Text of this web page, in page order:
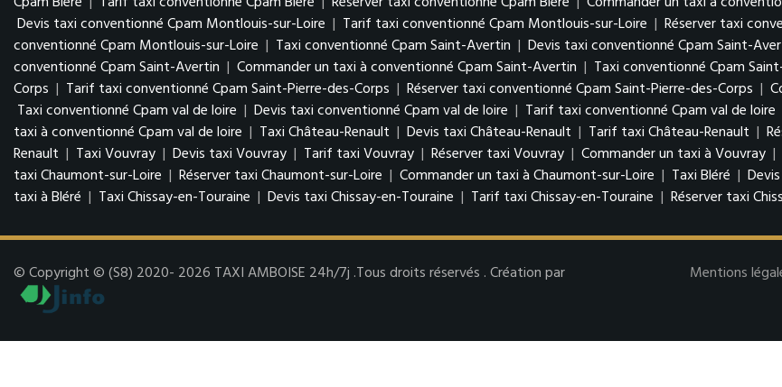
Devis taxi conventionné Cpam Montlouis-sur-Loire | Tarif taxi conventionné Cpam Montlouis-sur-Loire | Réserver taxi
conventionné Cpam Montlouis-sur-Loire | Taxi conventionné Cpam Saint-Avertin | Devis taxi conventionné Cpam Saint-
conventionné Cpam Saint-Avertin | Commander un taxi à conventionné Cpam Saint-Avertin | Taxi conventionné Cpam
Corps | Tarif taxi conventionné Cpam Saint-Pierre-des-Corps | Réserver taxi conventionné Cpam Saint-Pierre-des-Corps |
Taxi conventionné Cpam val de loire | Devis taxi conventionné Cpam val de loire | Tarif taxi conventionné Cpam val de loire
taxi à conventionné Cpam val de loire | Taxi Château-Renault | Devis taxi Château-Renault | Tarif taxi Château-Renault |
Renault | Taxi Vouvray | Devis taxi Vouvray | Tarif taxi Vouvray | Réserver taxi Vouvray | Commander un taxi à Vouvray |
taxi Chaumont-sur-Loire | Réserver taxi Chaumont-sur-Loire | Commander un taxi à Chaumont-sur-Loire | Taxi Bléré |
taxi à Bléré | Taxi Chissay-en-Touraine | Devis taxi Chissay-en-Touraine | Tarif taxi Chissay-en-Touraine | Réserver taxi
© Copyright © (S8) 2020- 2026 TAXI AMBOISE 24h/7j .Tous droits réservés . Création par Mentions